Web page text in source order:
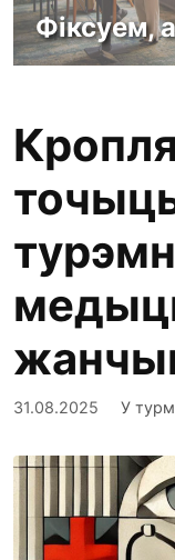
Фіксуем,
31.08.2025 У